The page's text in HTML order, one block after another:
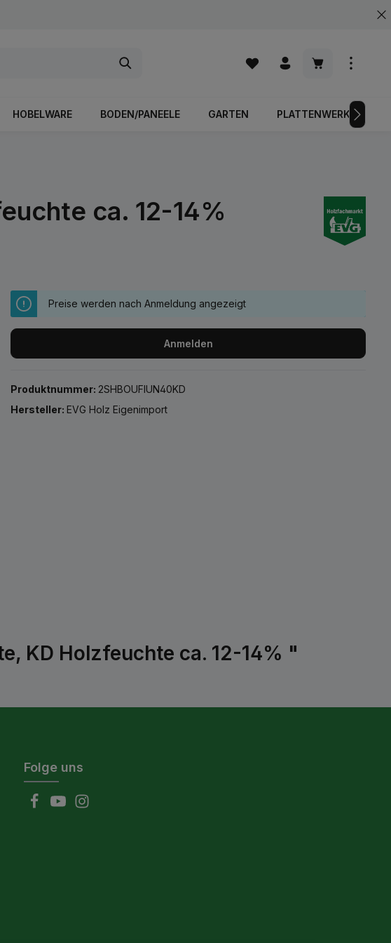
Warenkorb
HOBELWARE BODEN/PANEELE GARTEN PLATTENWERKSTOFFE
ca. 12-14%
Preise werden nach Anmeldung angezeigt
Anmelden
Produktnummer: 2SHBOUFIUN40KD
Hersteller:EVG Holz Eigenimport
KD Holzfeuchte ca. 12-14% "
Folge uns